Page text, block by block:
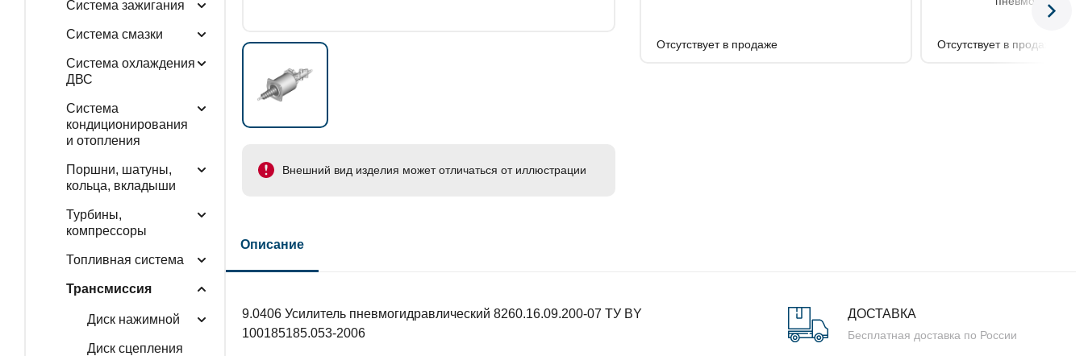
Система зажигания
Система смазки
Система охлаждения
ДВС
Система
кондиционирования
и отопления
Поршни, шатуны,
кольца, вкладыши
Турбины,
компрессоры
Топливная система
Трансмиссия
Диск нажимной
Диск сцепления
Внешний вид изделия может отличаться от иллюстрации
Отсутствует в продаже Отсутствует в продаже
Описание
9.0406 Усилитель пневмогидравлический 8260.16.09.200-07 ТУ BY
100185185.053-2006
ДОСТАВКА
Бесплатная доставка по России